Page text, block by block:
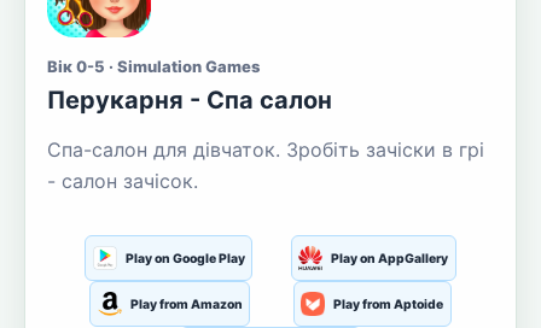
Вік 0-5 · Simulation Games
Перукарня - Спа салон
Спа-салон для дівчаток. Зробіть зачіски в грі
- салон зачісок.
Play on Google Play Play on AppGallery
Play from Amazon Play from Aptoide